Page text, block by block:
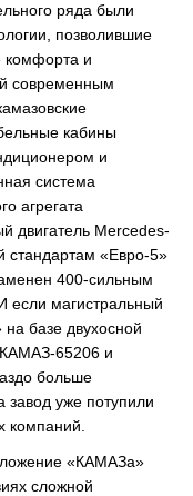
ряда были
позволившие
комфорта и
современным
кабины
и
система
агрегата
двигатель Merсеdes-
«Евро-5»
400-сильным
если магистральный
базе двухосной
65206 и
больше
завод уже потупили
компаний.
«КАМАЗа»
сложной